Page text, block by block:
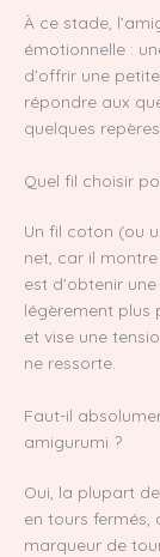
À ce stade,
émotionnelle :
d’offrir une petite
répondre aux
quelques repères
Quel fil choisir
Un fil coton (ou
net, car il
est d’obtenir
légèrement plus
et vise une
ne ressorte.
Faut-il
amigurumi ?
Oui, la plupart
en tours fermés,
marqueur de